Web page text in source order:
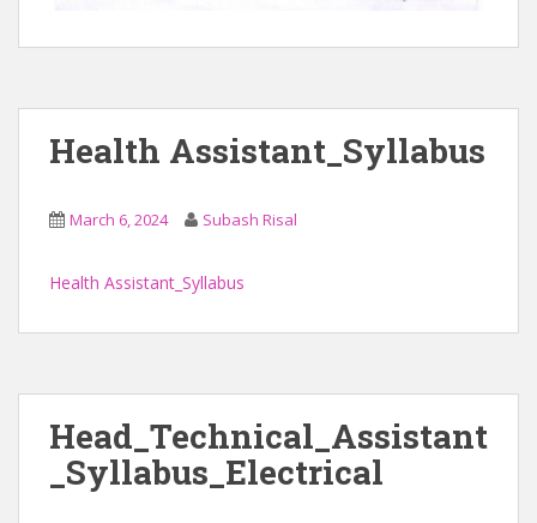
Health Assistant_Syllabus
March 6, 2024 Subash Risal
Health Assistant_Syllabus
Head_Technical_Assistant
_Syllabus_Electrical